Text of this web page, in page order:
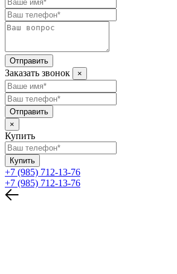
Отправить
Заказать звонок ×
Отправить
×
Купить
Купить
+7 (985) 712-13-76
+7 (985) 712-13-76